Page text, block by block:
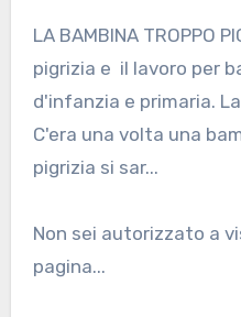
LA BAMBINA TROPPO PIGRA racconto sulla
pigrizia e il lavoro per
d'infanzia e primaria.
C'era una volta una
pigrizia si sar...
Non sei autorizzato a visualizzare questa
pagina...